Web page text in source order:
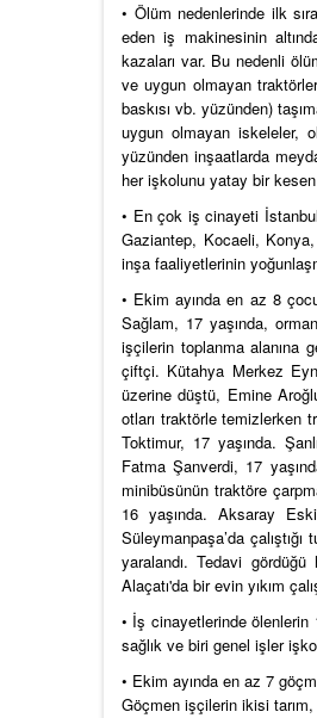
• Ölüm nedenlerinde ilk
eden iş makinesinin
kazaları var. Bu nedenli
ve uygun olmayan
baskısı vb. yüzünden)
uygun olmayan iskeleler,
yüzünden inşaatlarda
her işkolunu yatay bir kesen
• En çok iş cinayeti
Gaziantep, Kocaeli,
inşa faaliyetlerinin
• Ekim ayında en az 8
Sağlam, 17 yaşında,
işçilerin toplanma alanına
çiftçi. Kütahya Merkez
üzerine düştü, Emine
otları traktörle temizlerken
Toktimur, 17 yaşında.
Fatma Şanverdi, 17
minibüsünün traktöre
16 yaşında. Aksaray
Süleymanpaşa’da
yaralandı. Tedavi
Alaçatı'da bir evin yıkım
• İş cinayetlerinde ölenlerin
sağlık ve biri genel işler
• Ekim ayında en az 7
Göçmen işçilerin ikisi